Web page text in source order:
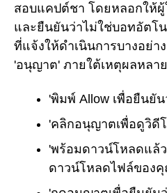
สอบแคปต์ชา โดยหลอกให้
และยืนยันว่าไม่ใช่บอทอัตโ
ที่แจ้งให้ดำเนินการบางอย่า
'อนุญาต' ภายใต้เหตุผลหลา
'พิมพ์ Allow เพื่อยืนยั
'คลิกอนุญาตเพื่อดูวิดี
'พร้อมดาวน์โหลดแล้
ดาวน์โหลดไฟล์ของ